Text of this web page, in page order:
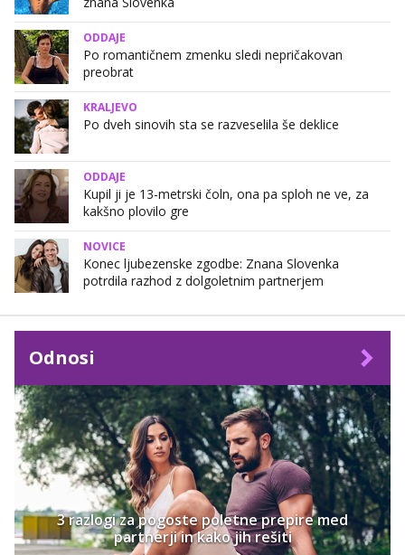
ODDAJE
Po romantičnem zmenku sledi nepričakovan
preobrat
KRALJEVO
Po dveh sinovih sta se razveselila še deklice
ODDAJE
Kupil ji je 13-metrski čoln, ona pa sploh ne ve, za
kakšno plovilo gre
NOVICE
Konec ljubezenske zgodbe: Znana Slovenka
potrdila razhod z dolgoletnim partnerjem
Odnosi
3 razlogi za pogoste poletne prepire med
partnerji in kako jih rešiti